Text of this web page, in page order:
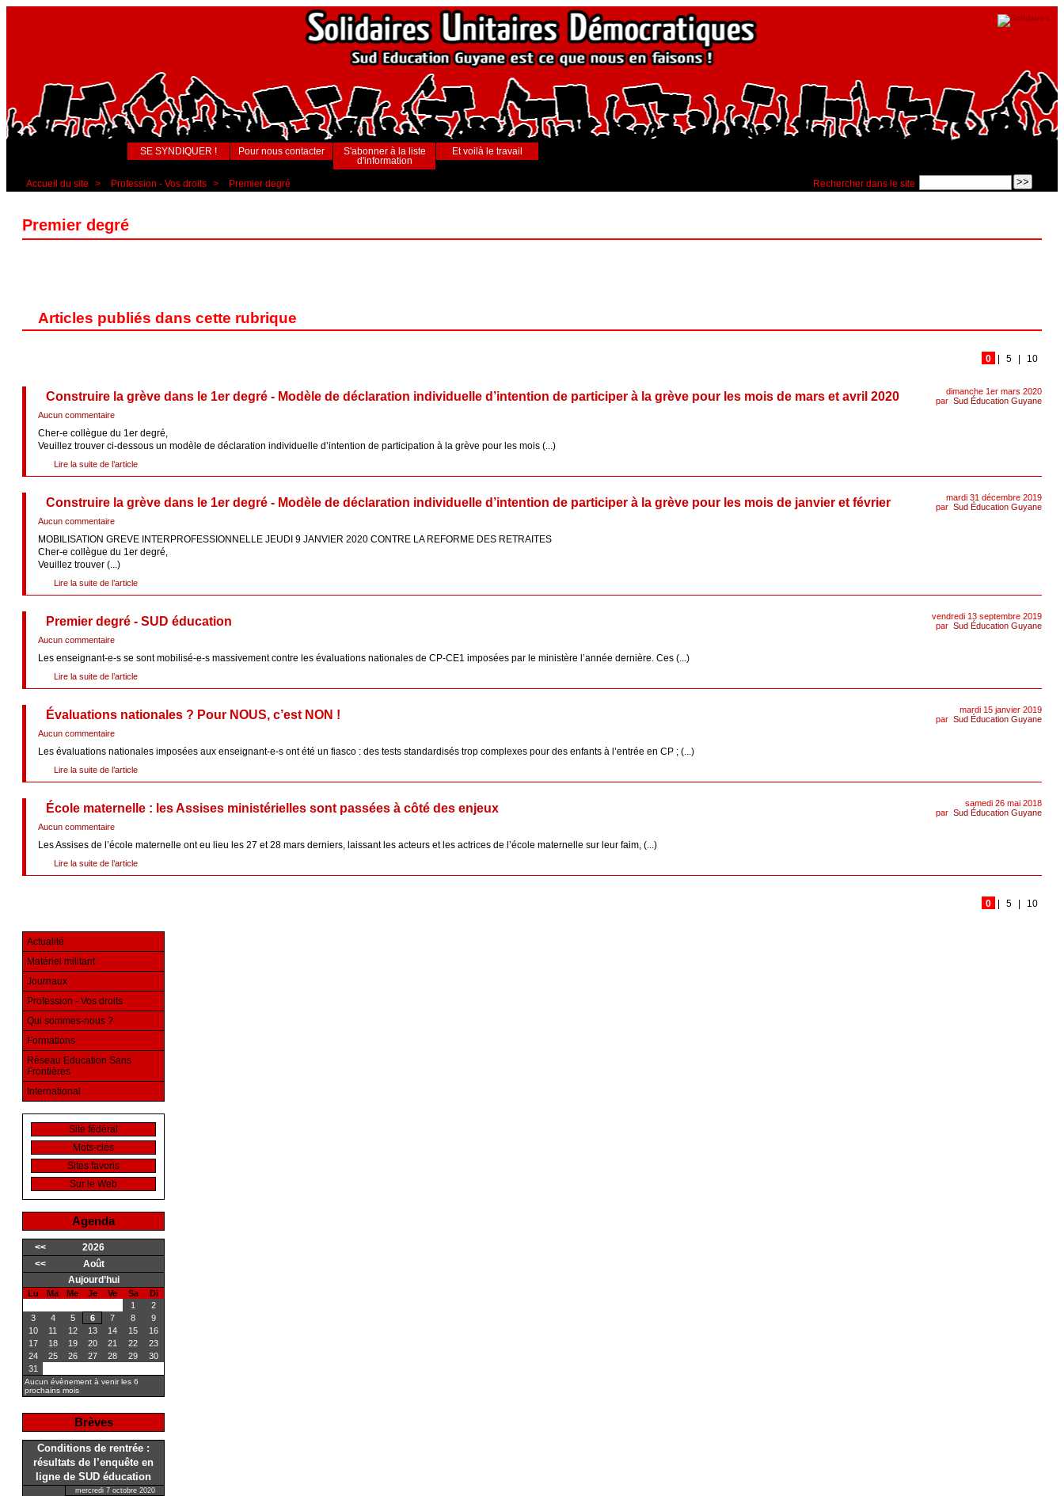
SE SYNDIQUER ! Pour nous contacter
S'abonner à la liste
d'information
Et voilà le travail
Rechercher dans le site
Accueil du site > Profession - Vos droits > Premier degré
Premier degré
Articles publiés dans cette rubrique
0 5 10
dimanche 1er mars 2020
par Sud Éducation Guyane
Construire la grève dans le 1er degré - Modèle de déclaration individuelle d’intention de participer à la grève pour les mois de mars et avril 2020
Aucun commentaire
Cher-e collègue du 1er degré,
Veuillez trouver ci-dessous un modèle de déclaration individuelle d’intention de participation à la grève pour les mois (...)
Lire la suite de l’article
mardi 31 décembre 2019
par Sud Éducation Guyane
Construire la grève dans le 1er degré - Modèle de déclaration individuelle d’intention de participer à la grève pour les mois de janvier et février
Aucun commentaire
MOBILISATION GREVE INTERPROFESSIONNELLE JEUDI 9 JANVIER 2020 CONTRE LA REFORME DES RETRAITES
Cher-e collègue du 1er degré,
Veuillez trouver (...)
Lire la suite de l’article
vendredi 13 septembre 2019
par Sud Éducation Guyane
Premier degré - SUD éducation
Aucun commentaire
Les enseignant-e-s se sont mobilisé-e-s massivement contre les évaluations nationales de CP-CE1 imposées par le ministère l’année dernière. Ces (...)
Lire la suite de l’article
mardi 15 janvier 2019
par Sud Éducation Guyane
Évaluations nationales ? Pour NOUS, c’est NON !
Aucun commentaire
Les évaluations nationales imposées aux enseignant-e-s ont été un fiasco : des tests standardisés trop complexes pour des enfants à l’entrée en CP ; (...)
Lire la suite de l’article
samedi 26 mai 2018
par Sud Éducation Guyane
École maternelle : les Assises ministérielles sont passées à côté des enjeux
Aucun commentaire
Les Assises de l’école maternelle ont eu lieu les 27 et 28 mars derniers, laissant les acteurs et les actrices de l’école maternelle sur leur faim, (...)
Lire la suite de l’article
0 5 10
Actualité
Matériel militant
Journaux
Profession - Vos droits
Qui sommes-nous ?
Formations
Réseau Education Sans
Frontières
International
Site fédéral
Mots-clés
Sites favoris
Sur le Web
Agenda
<<
2026
<<
Août
Aujourd’hui
Lu Ma Me Je Ve Sa
Di
1
2
3
4 5 6 7 8
9
10
11 12 13 14 15
16
17
18 19 20 21 22
23
24
25 26 27 28 29
30
31
Aucun évènement à venir les 6
prochains mois
Brèves
Conditions de rentrée :
résultats de l’enquête en
ligne de SUD éducation
mercredi 7 octobre 2020